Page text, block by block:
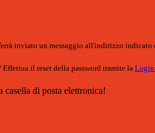
inviato un messaggio all'indirizzo indicato
il reset della password tramite la Login
di posta elettronica!